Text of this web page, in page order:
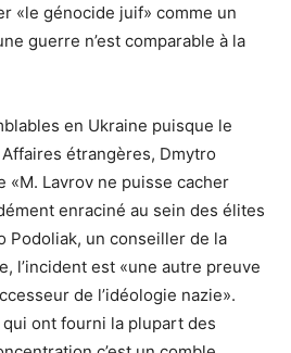
«le génocide juif» comme un
guerre n’est comparable à la
en Ukraine puisque le
étrangères, Dmytro
«M. Lavrov ne puisse cacher
enraciné au sein des élites
Podoliak, un conseiller de la
l’incident est «une autre preuve
de l’idéologie nazie».
ont fourni la plupart des